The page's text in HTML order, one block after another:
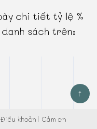
chi tiết tỷ lệ %
sách trên:
↑
Điều khoản | Cảm ơn